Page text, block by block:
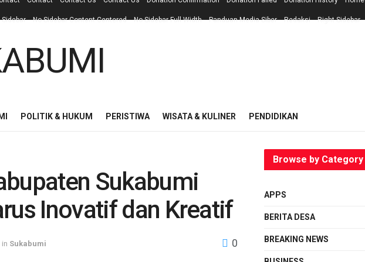
Sidebar No Sidebar Content Centered No Sidebar Full Width Panduan Media Siber Redaksi Right Sidebar
POLITIK & HUKUM PERISTIWA WISATA & KULINER PENDIDIKAN
Sukabumi
Inovatif dan Kreatif
in Sukabumi 0
Browse by Category
APPS
BERITA DESA
BREAKING NEWS